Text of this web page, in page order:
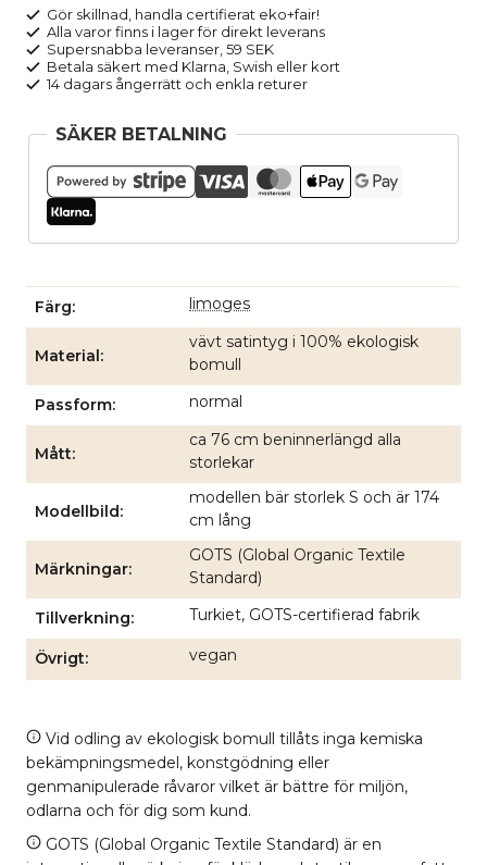
blå
mängd
Gör skillnad, handla certifierat eko+fair!
Alla varor finns i lager för direkt leverans
Supersnabba leveranser, 59 SEK
Betala säkert med Klarna, Swish eller kort
14 dagars ångerrätt och enkla returer
SÄKER BETALNING
Färg limoges
Material
vävt satintyg i 100% ekologisk
bomull
Passform normal
Mått
ca 76 cm beninnerlängd alla
storlekar
Modellbild
modellen bär storlek S och är 174
cm lång
Märkningar
GOTS (Global Organic Textile
Standard)
Tillverkning Turkiet, GOTS-certifierad fabrik
Övrigt vegan
Vid odling av ekologisk bomull tillåts inga kemiska
bekämpningsmedel, konstgödning eller
genmanipulerade råvaror vilket är bättre för miljön,
odlarna och för dig som kund.
GOTS (Global Organic Textile Standard) är en